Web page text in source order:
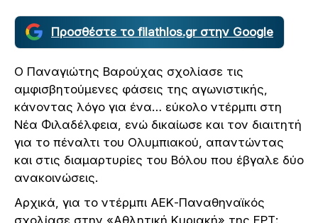
Προσθέστε το filathlos.gr στην Google
Ο Παναγιώτης Βαρούχας σχολίασε τις
αμφισβητούμενες φάσεις της αγωνιστικής,
κάνοντας λόγο για ένα… εύκολο ντέρμπι στη
Νέα Φιλαδέλφεια, ενώ δικαίωσε και τον διαιτητή
για το πέναλτι του Ολυμπιακού, απαντώντας
και στις διαμαρτυρίες του Βόλου που έβγαλε δύο
ανακοινώσεις.
Αρχικά, για το ντέρμπι ΑΕΚ-Παναθηναϊκός
σχολίασε στην «Αθλητική Κυριακή» της ΕΡΤ: